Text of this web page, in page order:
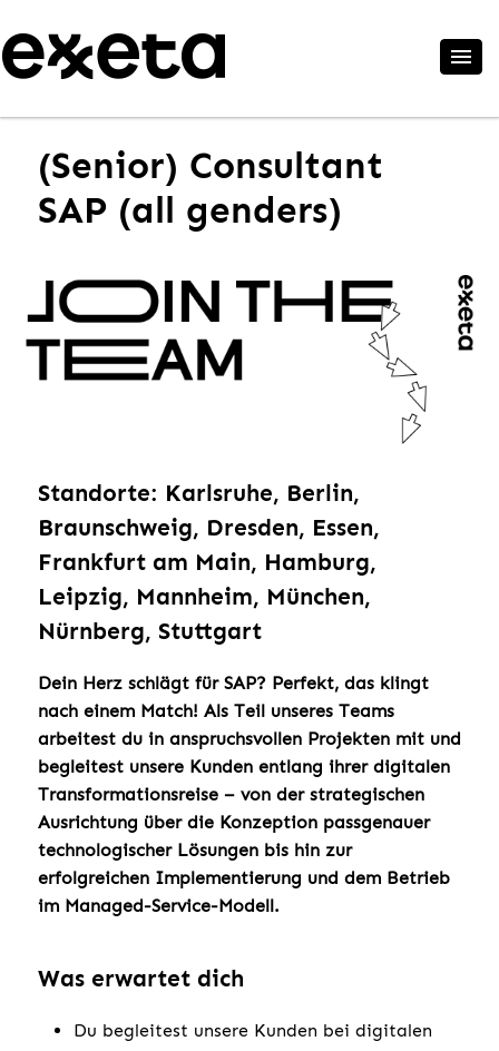
(Senior) Consultant
SAP (all genders)
Standorte: Karlsruhe, Berlin,
Braunschweig, Dresden, Essen,
Frankfurt am Main, Hamburg,
Leipzig, Mannheim, München,
Nürnberg, Stuttgart
Dein Herz schlägt für SAP? Perfekt, das klingt
nach einem Match! Als Teil unseres Teams
arbeitest du in anspruchsvollen Projekten mit und
begleitest unsere Kunden entlang ihrer digitalen
Transformationsreise – von der strategischen
Ausrichtung über die Konzeption passgenauer
technologischer Lösungen bis hin zur
erfolgreichen Implementierung und dem Betrieb
im Managed-Service-Modell.
Was erwartet dich
Du begleitest unsere Kunden bei digitalen